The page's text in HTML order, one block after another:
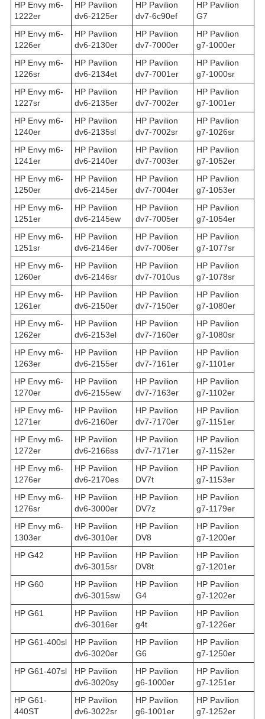
HP Envy m6-
1222er
HP Pavilion
dv6-2125er
HP Pavilion
dv7-6c90ef
HP Pavilion
G7
HP Envy m6-
1226er
HP Pavilion
dv6-2130er
HP Pavilion
dv7-7000er
HP Pavilion
g7-1000er
HP Envy m6-
1226sr
HP Pavilion
dv6-2134et
HP Pavilion
dv7-7001er
HP Pavilion
g7-1000sr
HP Envy m6-
1227sr
HP Pavilion
dv6-2135er
HP Pavilion
dv7-7002er
HP Pavilion
g7-1001er
HP Envy m6-
1240er
HP Pavilion
dv6-2135sl
HP Pavilion
dv7-7002sr
HP Pavilion
g7-1026sr
HP Envy m6-
1241er
HP Pavilion
dv6-2140er
HP Pavilion
dv7-7003er
HP Pavilion
g7-1052er
HP Envy m6-
1250er
HP Pavilion
dv6-2145er
HP Pavilion
dv7-7004er
HP Pavilion
g7-1053er
HP Envy m6-
1251er
HP Pavilion
dv6-2145ew
HP Pavilion
dv7-7005er
HP Pavilion
g7-1054er
HP Envy m6-
1251sr
HP Pavilion
dv6-2146er
HP Pavilion
dv7-7006er
HP Pavilion
g7-1077sr
HP Envy m6-
1260er
HP Pavilion
dv6-2146sr
HP Pavilion
dv7-7010us
HP Pavilion
g7-1078sr
HP Envy m6-
1261er
HP Pavilion
dv6-2150er
HP Pavilion
dv7-7150er
HP Pavilion
g7-1080er
HP Envy m6-
1262er
HP Pavilion
dv6-2153el
HP Pavilion
dv7-7160er
HP Pavilion
g7-1080sr
HP Envy m6-
1263er
HP Pavilion
dv6-2155er
HP Pavilion
dv7-7161er
HP Pavilion
g7-1101er
HP Envy m6-
1270er
HP Pavilion
dv6-2155ew
HP Pavilion
dv7-7163er
HP Pavilion
g7-1102er
HP Envy m6-
1271er
HP Pavilion
dv6-2160er
HP Pavilion
dv7-7170er
HP Pavilion
g7-1151er
HP Envy m6-
1272er
HP Pavilion
dv6-2166ss
HP Pavilion
dv7-7171er
HP Pavilion
g7-1152er
HP Envy m6-
1276er
HP Pavilion
dv6-2170es
HP Pavilion
DV7t
HP Pavilion
g7-1153er
HP Envy m6-
1276sr
HP Pavilion
dv6-3000er
HP Pavilion
DV7z
HP Pavilion
g7-1179er
HP Envy m6-
1303er
HP Pavilion
dv6-3010er
HP Pavilion
DV8
HP Pavilion
g7-1200er
HP G42
HP Pavilion
dv6-3015sr
HP Pavilion
DV8t
HP Pavilion
g7-1201er
HP G60
HP Pavilion
dv6-3015sw
HP Pavilion
G4
HP Pavilion
g7-1202er
HP G61
HP Pavilion
dv6-3016er
HP Pavilion
g4t
HP Pavilion
g7-1226er
HP G61-400sl
HP Pavilion
dv6-3020er
HP Pavilion
G6
HP Pavilion
g7-1250er
HP G61-407sl
HP Pavilion
dv6-3020sy
HP Pavilion
g6-1000er
HP Pavilion
g7-1251er
HP G61-
440ST
HP Pavilion
dv6-3022sr
HP Pavilion
g6-1001er
HP Pavilion
g7-1252er